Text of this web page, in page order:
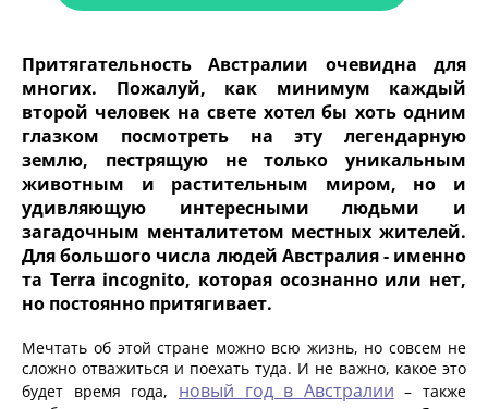
Притягательность Австралии очевидна для
многих. Пожалуй, как минимум каждый
второй человек на свете хотел бы хоть одним
глазком посмотреть на эту легендарную
землю, пестрящую не только уникальным
животным и растительным миром, но и
удивляющую интересными людьми и
загадочным менталитетом местных жителей.
Для большого числа людей Австралия - именно
та Terra incognito, которая осознанно или нет,
но постоянно притягивает.
Мечтать об этой стране можно всю жизнь, но совсем не
сложно отважиться и поехать туда. И не важно, какое это
будет время года, новый год в Австралии – также